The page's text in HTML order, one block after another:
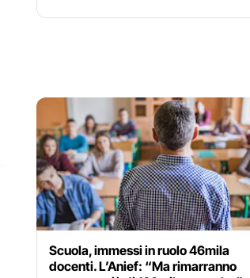
Scuola, immessi in ruolo 46mila
docenti. L’Anief: “Ma rimarranno